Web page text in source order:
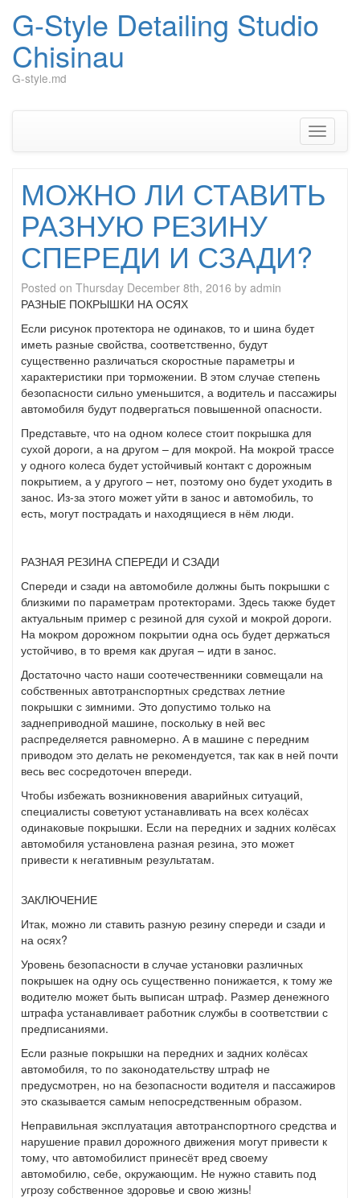
G-Style Detailing Studio
Chisinau
G-style.md
Toggle
МОЖНО ЛИ СТАВИТЬ
РАЗНУЮ РЕЗИНУ
СПЕРЕДИ И СЗАДИ?
Posted on Thursday December 8th, 2016 by admin
РАЗНЫЕ ПОКРЫШКИ НА ОСЯХ
Если рисунок протектора не одинаков, то и шина будет
иметь разные свойства, соответственно, будут
существенно различаться скоростные параметры и
характеристики при торможении. В этом случае степень
безопасности сильно уменьшится, а водитель и пассажиры
автомобиля будут подвергаться повышенной опасности.
Представьте, что на одном колесе стоит покрышка для
сухой дороги, а на другом – для мокрой. На мокрой трассе
у одного колеса будет устойчивый контакт с дорожным
покрытием, а у другого – нет, поэтому оно будет уходить в
занос. Из-за этого может уйти в занос и автомобиль, то
есть, могут пострадать и находящиеся в нём люди.
РАЗНАЯ РЕЗИНА СПЕРЕДИ И СЗАДИ
Спереди и сзади на автомобиле должны быть покрышки с
близкими по параметрам протекторами. Здесь также будет
актуальным пример с резиной для сухой и мокрой дороги.
На мокром дорожном покрытии одна ось будет держаться
устойчиво, в то время как другая – идти в занос.
Достаточно часто наши соотечественники совмещали на
собственных автотранспортных средствах летние
покрышки с зимними. Это допустимо только на
заднеприводной машине, поскольку в ней вес
распределяется равномерно. А в машине с передним
приводом это делать не рекомендуется, так как в ней почти
весь вес сосредоточен впереди.
Чтобы избежать возникновения аварийных ситуаций,
специалисты советуют устанавливать на всех колёсах
одинаковые покрышки. Если на передних и задних колёсах
автомобиля установлена разная резина, это может
привести к негативным результатам.
ЗАКЛЮЧЕНИЕ
Итак, можно ли ставить разную резину спереди и сзади и
на осях?
Уровень безопасности в случае установки различных
покрышек на одну ось существенно понижается, к тому же
водителю может быть выписан штраф. Размер денежного
штрафа устанавливает работник службы в соответствии с
предписаниями.
Если разные покрышки на передних и задних колёсах
автомобиля, то по законодательству штраф не
предусмотрен, но на безопасности водителя и пассажиров
это сказывается самым непосредственным образом.
Неправильная эксплуатация автотранспортного средства и
нарушение правил дорожного движения могут привести к
тому, что автомобилист принесёт вред своему
автомобилю, себе, окружающим. Не нужно ставить под
угрозу собственное здоровье и свою жизнь!